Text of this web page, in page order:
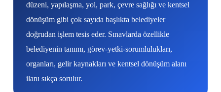
düzeni, yapılaşma, yol, park, çevre sağlığı ve kentsel
dönüşüm gibi çok sayıda başlıkta belediyeler
doğrudan işlem tesis eder. Sınavlarda özellikle
belediyenin tanımı, görev-yetki-sorumlulukları,
organları, gelir kaynakları ve kentsel dönüşüm alanı
ilanı sıkça sorulur.